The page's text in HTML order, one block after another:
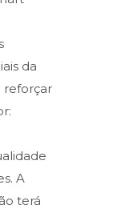
da
reforçar
A
terá